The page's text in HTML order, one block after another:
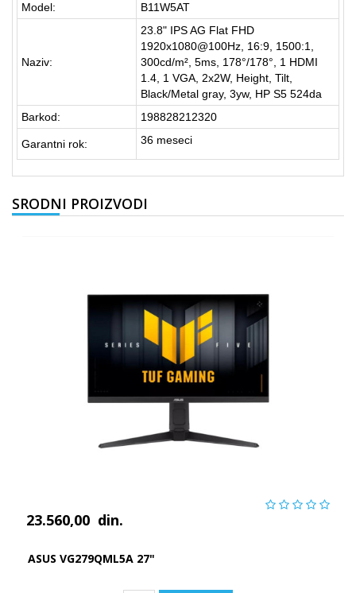
Model:
B11W5AT
Naziv:
23.8" IPS AG Flat FHD
1920x1080@100Hz, 16:9, 1500:1,
300cd/m², 5ms, 178°/178°, 1 HDMI
1.4, 1 VGA, 2x2W, Height, Tilt,
Black/Metal gray, 3yw, HP S5 524da
Barkod:
198828212320
Garantni rok: 36 meseci
SRODNI PROIZVODI
23.560,00 din.
ASUS VG279QML5A 27"